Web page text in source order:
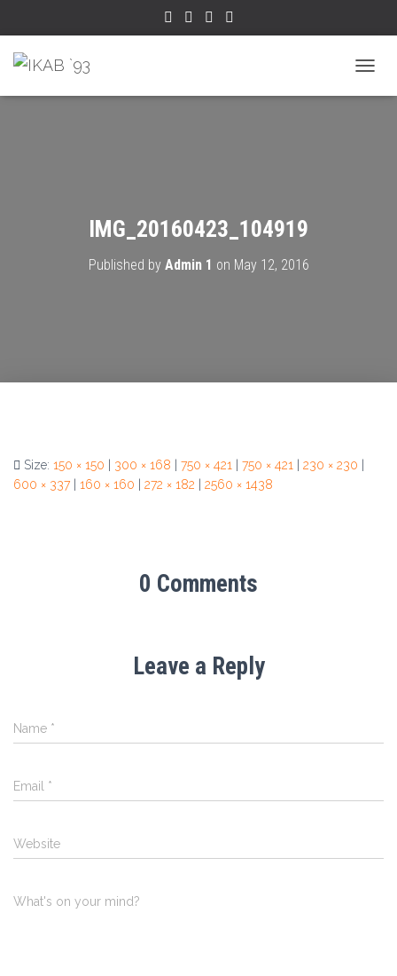
IMG_20160423_104919
Published by Admin 1 on May 12, 2016
Size: 150 × 150 300 × 168 750 × 421 750 × 421 230 × 230
600 × 337
160 × 160 272 × 182 2560 × 1438
0 Comments
Leave a Reply
Name *
Email *
Website
What's on your mind?